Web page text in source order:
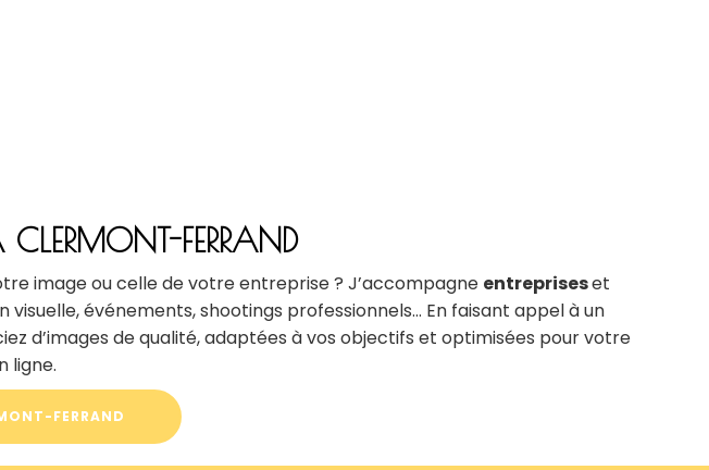
FERRAND
image ou celle de votre entreprise ? J’accompagne entrepriseset
événements, shootings professionnels… En faisant appel à un
d’images de qualité, adaptées à vos objectifs et optimisées pour votre
ligne.
FERRAND